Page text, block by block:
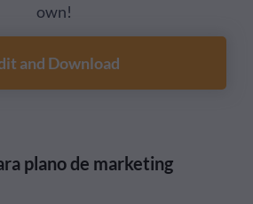
own!
and Download
plano de marketing